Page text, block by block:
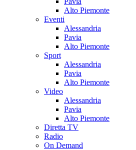
Alto Piemonte
Eventi
Alessandria
Pavia
Alto Piemonte
Sport
Alessandria
Pavia
Alto Piemonte
Video
Alessandria
Pavia
Alto Piemonte
Diretta TV
Radio
On Demand